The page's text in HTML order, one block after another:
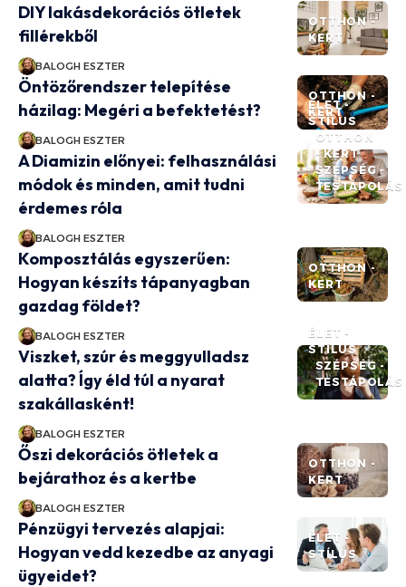
OTTHON -
KERT
DIY lakásdekorációs ötletek
fillérekből
BALOGH ESZTER
OTTHON -
KERT
Öntözőrendszer telepítése
házilag: Megéri a befektetést?
BALOGH ESZTER
ÉLET -
STÍLUS
OTTHON
- KERT
SZÉPSÉG -
TESTÁPOLÁS
A Diamizin előnyei: felhasználási
módok és minden, amit tudni
érdemes róla
BALOGH ESZTER
OTTHON -
KERT
Komposztálás egyszerűen:
Hogyan készíts tápanyagban
gazdag földet?
BALOGH ESZTER
ÉLET -
STÍLUS
SZÉPSÉG -
TESTÁPOLÁS
Viszket, szúr és meggyulladsz
alatta? Így éld túl a nyarat
szakállasként!
BALOGH ESZTER
OTTHON -
KERT
Őszi dekorációs ötletek a
bejárathoz és a kertbe
BALOGH ESZTER
ÉLET -
STÍLUS
Pénzügyi tervezés alapjai:
Hogyan vedd kezedbe az anyagi
ügyeidet?